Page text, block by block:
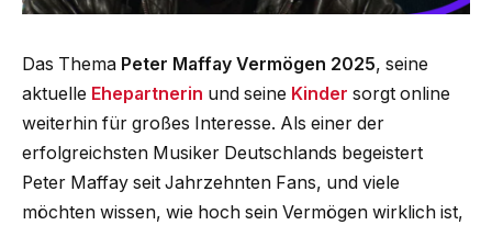
Das Thema Peter Maffay Vermögen 2025, seine
aktuelle Ehepartnerin und seine Kinder sorgt online
weiterhin für großes Interesse. Als einer der
erfolgreichsten Musiker Deutschlands begeistert
Peter Maffay seit Jahrzehnten Fans, und viele
möchten wissen, wie hoch sein Vermögen wirklich ist,